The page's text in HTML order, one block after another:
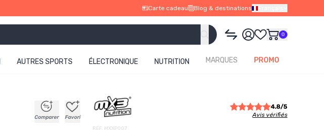
Carte cadeau Blog & destinations
0
AUTRES SPORTS ÉLECTRONIQUE NUTRITION MARQUES PROMO
+
+
Comparer
+
+
Favori
4.8/5
Avis vérifiés
RÉF. MXXP007